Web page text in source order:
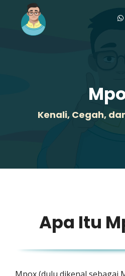
Kenali, Cegah,
Apa Itu